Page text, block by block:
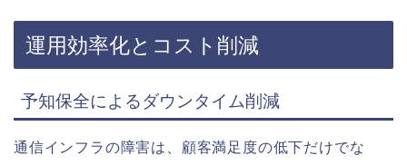
運用効率化とコスト削減
予知保全によるダウンタイム削減
通信インフラの障害は、顧客満足度の低下だけでな